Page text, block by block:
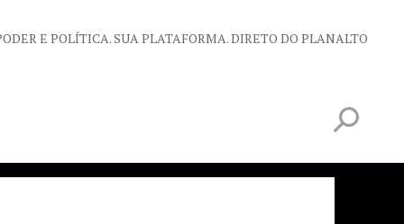
E POLÍTICA. SUA PLATAFORMA. DIRETO DO PLANALTO